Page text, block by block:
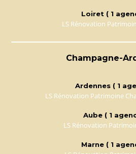
Loiret ( 1
LS Rénovation
Champagne-
Ardennes ( 1
LS Rénovation Patrimoine
Aube ( 1
LS Rénovation
Marne ( 1